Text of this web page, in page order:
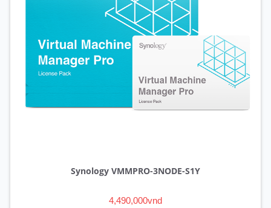
Synology VMMPRO-3NODE-S1Y
4,490,000vnd